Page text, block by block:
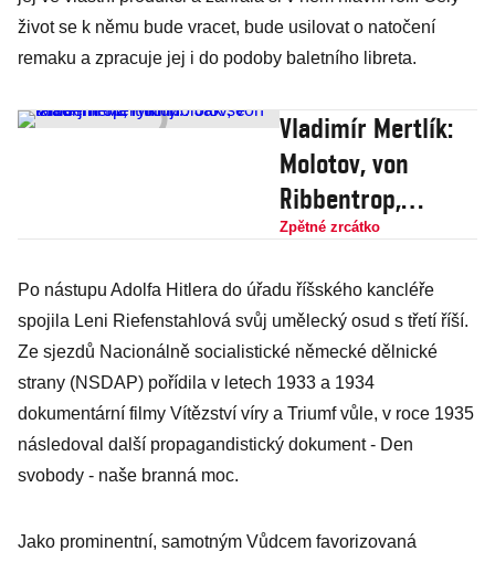
život se k němu bude vracet, bude usilovat o natočení
remaku a zpracuje jej i do podoby baletního libreta.
Vladimír Mertlík:
Molotov, von
Ribbentrop,
Putin… Jak se
rýmují
Zpětné zrcátko
Po nástupu Adolfa Hitlera do úřadu říšského kancléře
spojila Leni Riefenstahlová svůj umělecký osud s třetí říší.
Ze sjezdů Nacionálně socialistické německé dělnické
strany (NSDAP) pořídila v letech 1933 a 1934
dokumentární filmy Vítězství víry a Triumf vůle, v roce 1935
následoval další propagandistický dokument - Den
svobody - naše branná moc.
Jako prominentní, samotným Vůdcem favorizovaná